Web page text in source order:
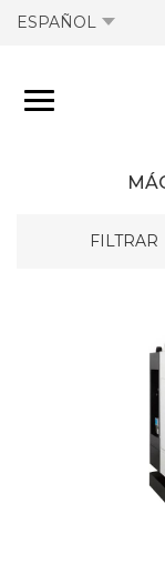
ESPAÑOL
PRODUCTOS
FICHAS
FILTRAR